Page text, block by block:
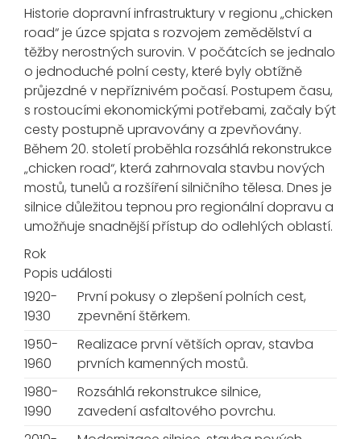
Historie dopravní infrastruktury v regionu „chicken
road“ je úzce spjata s rozvojem zemědělství a
těžby nerostných surovin. V počátcích se jednalo
o jednoduché polní cesty, které byly obtížně
průjezdné v nepříznivém počasí. Postupem času,
s rostoucími ekonomickými potřebami, začaly být
cesty postupně upravovány a zpevňovány.
Během 20. století proběhla rozsáhlá rekonstrukce
„chicken road“, která zahrnovala stavbu nových
mostů, tunelů a rozšíření silničního tělesa. Dnes je
silnice důležitou tepnou pro regionální dopravu a
umožňuje snadnější přístup do odlehlých oblastí.
Rok
Popis události
1920-
1930
První pokusy o zlepšení polních cest,
zpevnění štěrkem.
1950-
1960
Realizace první větších oprav, stavba
prvních kamenných mostů.
1980-
1990
Rozsáhlá rekonstrukce silnice,
zavedení asfaltového povrchu.